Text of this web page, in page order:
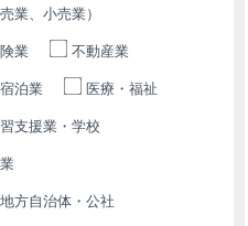
業、小売業）
業 不動産業
泊業 医療・福祉
支援業・学校
方自治体・公社